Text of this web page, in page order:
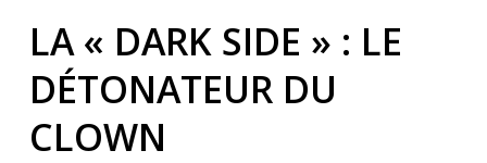
LA « DARK SIDE » : LE
DÉTONATEUR DU
CLOWN